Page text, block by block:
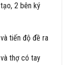
2 bên ký
tiến độ đề ra
thợ có tay